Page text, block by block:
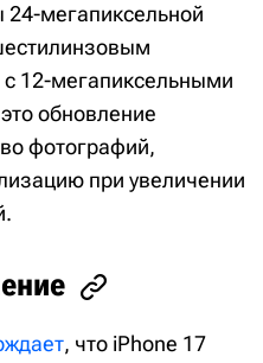
24-мегапиксельной
12-мегапиксельными
обновление
фотографий,
при увеличении
, что iPhone 17